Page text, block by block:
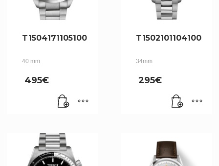
T1504171105100
40 mm
495€
T1502101104100
34mm
295€